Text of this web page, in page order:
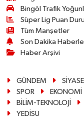
Bingöl Trafik
Süper Lig Puan
Tüm Manşetler
Son Dakika
Haber Arşivi
GÜNDEM
SPOR
EKONOMİ
BİLİM-TEKNOLOJİ
YEDİSU